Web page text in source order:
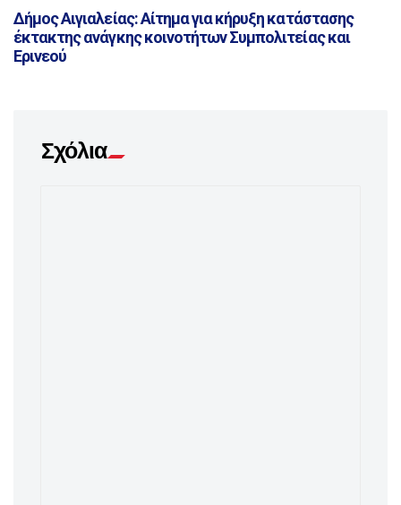
Δήμος Αιγιαλείας: Αίτημα για κήρυξη κατάστασης
έκτακτης ανάγκης κοινοτήτων Συμπολιτείας και
Ερινεού
Σχόλια